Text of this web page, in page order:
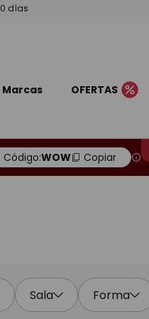
días
Marcas OFERTAS
Código:WOW Copiar
Sala Forma